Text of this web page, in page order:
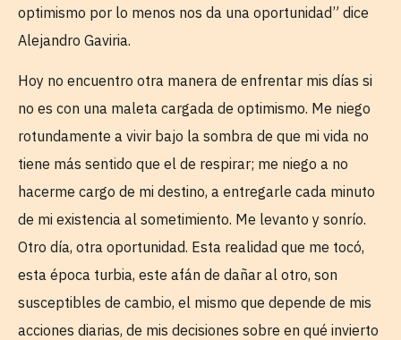
optimismo por lo menos nos da una oportunidad” dice
Alejandro Gaviria.
Hoy no encuentro otra manera de enfrentar mis días si
no es con una maleta cargada de optimismo. Me niego
rotundamente a vivir bajo la sombra de que mi vida no
tiene más sentido que el de respirar; me niego a no
hacerme cargo de mi destino, a entregarle cada minuto
de mi existencia al sometimiento. Me levanto y sonrío.
Otro día, otra oportunidad. Esta realidad que me tocó,
esta época turbia, este afán de dañar al otro, son
susceptibles de cambio, el mismo que depende de mis
acciones diarias, de mis decisiones sobre en qué invierto